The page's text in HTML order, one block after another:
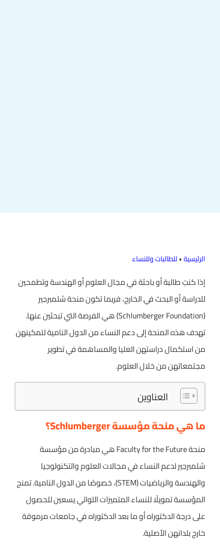
الرئيسية•للطالبات وللنساء
إذا كنتِ طالبة أو باحثة في مجال العلوم أو الهندسة وتطمحين
للدراسة أو البحث في الخارج، فربما تكون منحة شلمبرجير
(Schlumberger Foundation) هي الفرصة التي تبحثين عنها.
تهدف هذه المنحة إلى دعم النساء من الدول النامية لتمكينهن
من استكمال دراستهن العليا والمساهمة في تطوير
مجتمعاتهن من خلال العلوم.
العناوين
ما هي منحة مؤسسة Schlumberger؟
منحة Faculty for the Future هي مبادرة من مؤسسة
شلمبرجير لدعم النساء في مجالات العلوم والتكنولوجيا
والهندسة والرياضيات (STEM)، خصوصًا من الدول النامية. تمنح
المؤسسة تمويلًا للنساء المتميزات اللواتي يسعين للحصول
على درجة الدكتوراه أو ما بعد الدكتوراه في جامعات مرموقة
خارج بلدانهن الأصلية.